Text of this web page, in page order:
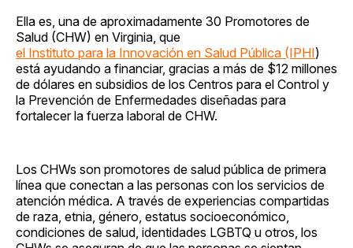
Ella es, una de aproximadamente 30 Promotores de
Salud (CHW) en Virginia, que
el Instituto para la Innovación en Salud Pública (IPHI)
está ayudando a financiar, gracias a más de $12 millones
de dólares en subsidios de los Centros para el Control y
la Prevención de Enfermedades diseñadas para
fortalecer la fuerza laboral de CHW.
Los CHWs son promotores de salud pública de primera
línea que conectan a las personas con los servicios de
atención médica. A través de experiencias compartidas
de raza, etnia, género, estatus socioeconómico,
condiciones de salud, identidades LGBTQ u otros, los